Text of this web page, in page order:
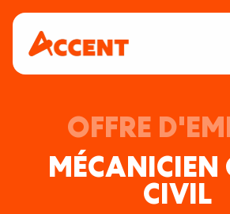
OFFRE
MÉCANICIEN
CIVIL